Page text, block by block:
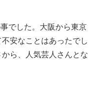
でした。大阪から東京
安なことはあったでし
ら、人気芸人さんとな